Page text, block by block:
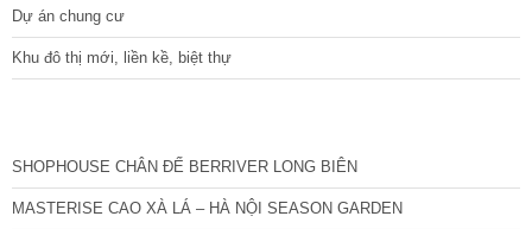
Dự án chung cư
Khu đô thị mới, liền kề, biệt thự
SHOPHOUSE CHÂN ĐẾ BERRIVER LONG BIÊN
MASTERISE CAO XÀ LÁ – HÀ NỘI SEASON GARDEN